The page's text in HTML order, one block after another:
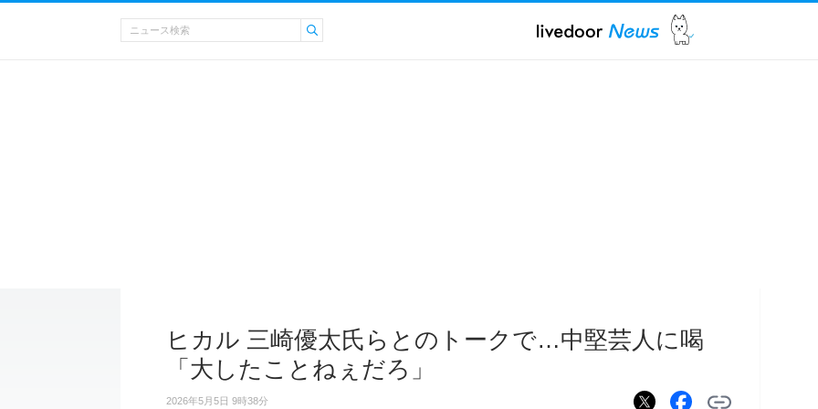
ヒカル 三崎優太氏らとのトークで…中堅芸人に喝
「大したことねぇだろ」
2026年5月5日 9時38分